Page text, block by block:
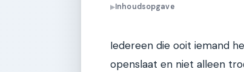
▶Inhoudsopgave
Iedereen die ooit iemand
openslaat en niet alleen